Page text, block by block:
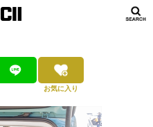
お気に入り